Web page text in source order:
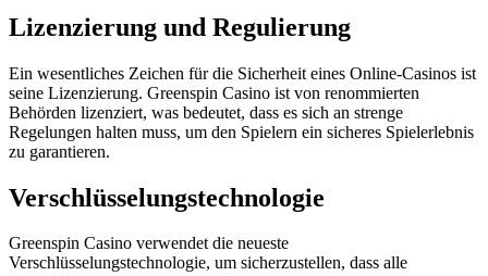
Lizenzierung und Regulierung
Ein wesentliches Zeichen für die Sicherheit eines Online-Casinos ist
seine Lizenzierung. Greenspin Casino ist von renommierten
Behörden lizenziert, was bedeutet, dass es sich an strenge
Regelungen halten muss, um den Spielern ein sicheres Spielerlebnis
zu garantieren.
Verschlüsselungstechnologie
Greenspin Casino verwendet die neueste
Verschlüsselungstechnologie, um sicherzustellen, dass alle